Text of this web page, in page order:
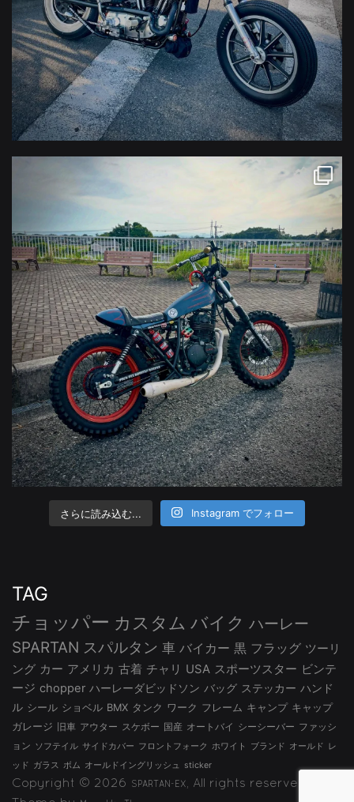
さらに読み込む... Instagram でフォロー
TAG
チョッパー カスタム バイク ハーレー
SPARTAN スパルタン 車 バイカー 黒 フラッグ ツーリ
ング カー アメリカ 古着 チャリ USA スポーツスター ビンテ
ージ chopper ハーレーダビッドソン バッグ ステッカー ハンド
ル シール ショベル BMX タンク ワーク フレーム キャンプ キャップ
ガレージ 旧車 アウター スケボー 国産 オートバイ シーシーバー ファッシ
ョン ソフテイル サイドカバー フロントフォーク ホワイト ブランド オールド レ
ッド ガラス ボム オールドイングリッシュ sticker
Copyright © 2026 SPARTAN-EX
, All rights reserved.